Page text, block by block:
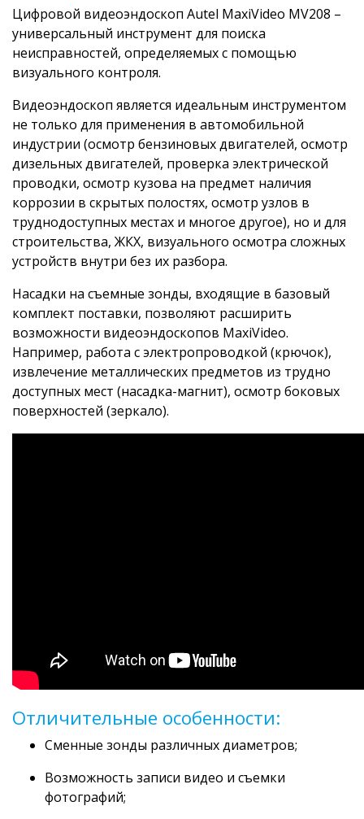
Цифровой видеоэндоскоп Autel MaxiVideo MV208 –
универсальный инструмент для поиска
неисправностей, определяемых с помощью
визуального контроля.
Видеоэндоскоп является идеальным инструментом
не только для применения в автомобильной
индустрии (осмотр бензиновых двигателей, осмотр
дизельных двигателей, проверка электрической
проводки, осмотр кузова на предмет наличия
коррозии в скрытых полостях, осмотр узлов в
труднодоступных местах и многое другое), но и для
строительства, ЖКХ, визуального осмотра сложных
устройств внутри без их разбора.
Насадки на съемные зонды, входящие в базовый
комплект поставки, позволяют расширить
возможности видеоэндоскопов MaxiVideo.
Например, работа с электропроводкой (крючок),
извлечение металлических предметов из трудно
доступных мест (насадка-магнит), осмотр боковых
поверхностей (зеркало).
Отличительные особенности:
Сменные зонды различных диаметров;
Возможность записи видео и съемки
фотографий;